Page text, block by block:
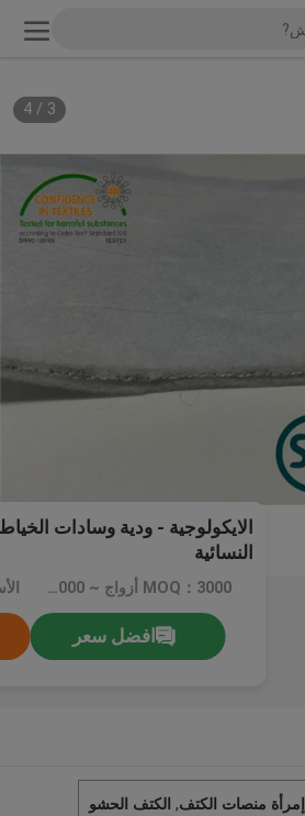
3
/
4
الايكولوجية - ودية وسادات
النسائية
MOQ：3000 أزواج ~ 5000 أزواج
افضل سعر
إمرأة منصات الكتف, الكتف الحشو